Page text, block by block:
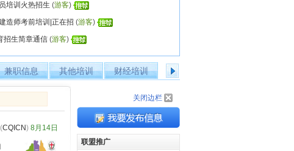
培训火热招生 (游客)
造师考前培训|正在招 (游客)
招生简章通信 (游客)
兼职信息 其他培训 财经培训 个人简历
(CQICN) 8月14日
联盟推广
关闭边栏